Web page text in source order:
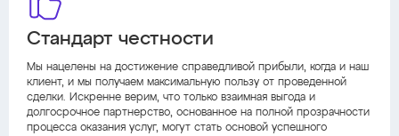
Стандарт честности
Мы нацелены на достижение справедливой прибыли, когда и наш
клиент, и мы получаем максимальную пользу от проведенной
сделки. Искренне верим, что только взаимная выгода и
долгосрочное партнерство, основанное на полной прозрачности
процесса оказания услуг, могут стать основой успешного